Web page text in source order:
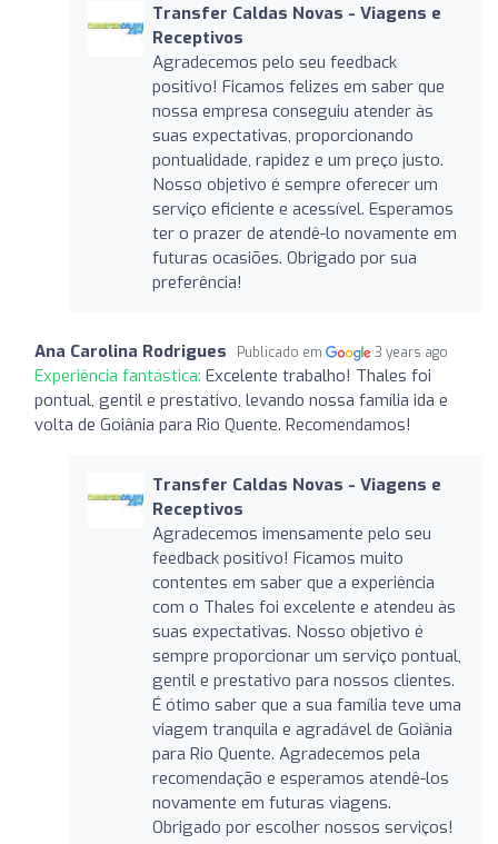
Transfer Caldas Novas - Viagens e
Receptivos
Agradecemos pelo seu feedback
positivo! Ficamos felizes em saber que
nossa empresa conseguiu atender às
suas expectativas, proporcionando
pontualidade, rapidez e um preço justo.
Nosso objetivo é sempre oferecer um
serviço eficiente e acessível. Esperamos
ter o prazer de atendê-lo novamente em
futuras ocasiões. Obrigado por sua
preferência!
Ana Carolina Rodrigues Publicado em 3 years ago
Experiência fantástica: Excelente trabalho! Thales foi
pontual, gentil e prestativo, levando nossa família ida e
volta de Goiânia para Rio Quente. Recomendamos!
Transfer Caldas Novas - Viagens e
Receptivos
Agradecemos imensamente pelo seu
feedback positivo! Ficamos muito
contentes em saber que a experiência
com o Thales foi excelente e atendeu às
suas expectativas. Nosso objetivo é
sempre proporcionar um serviço pontual,
gentil e prestativo para nossos clientes.
É ótimo saber que a sua família teve uma
viagem tranquila e agradável de Goiânia
para Rio Quente. Agradecemos pela
recomendação e esperamos atendê-los
novamente em futuras viagens.
Obrigado por escolher nossos serviços!